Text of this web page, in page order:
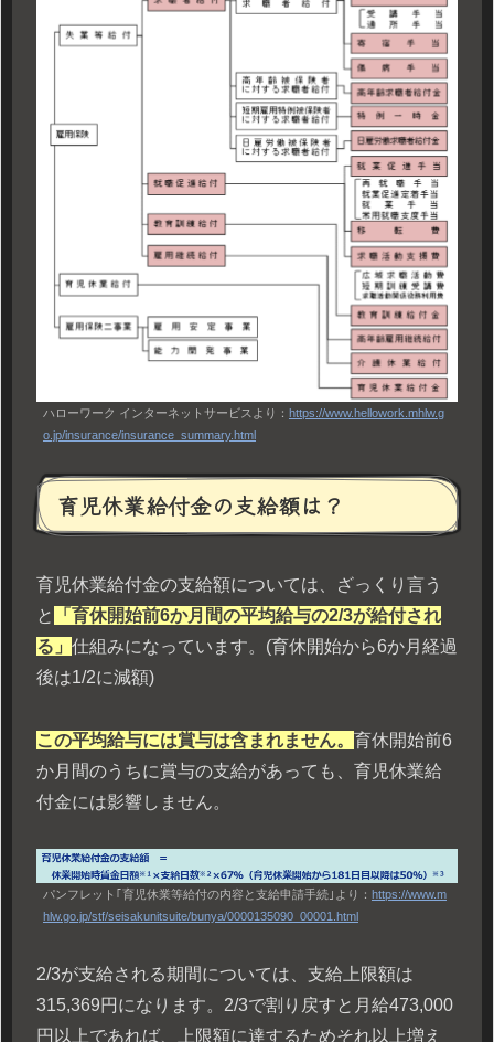
ハローワーク インターネットサービスより： https://www.hellowork.mhlw.g
o.jp/insurance/insurance_summary.html
育児休業給付金の支給額は？
育児休業給付金の支給額については、ざっくり言う
と
「育休開始前6か月間の平均給与の2/3が給付され
る」 仕組みになっています。(育休開始から6か月経過
後は1/2に減額)
この平均給与には賞与は含まれません。 育休開始前6
か月間のうちに賞与の支給があっても、育児休業給
付金には影響しません。
パンフレット｢育児休業等給付の内容と支給申請手続｣より： https://www.m
hlw.go.jp/stf/seisakunitsuite/bunya/0000135090_00001.html
2/3が支給される期間については、支給上限額は
315,369円になります。2/3で割り戻すと月給473,000
円以上であれば、上限額に達するためそれ以上増え